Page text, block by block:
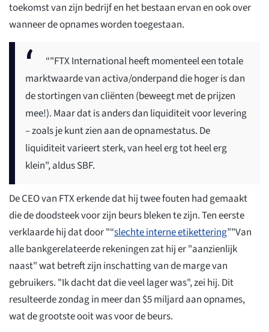
toekomst van zijn bedrijf en het bestaan ervan en ook over
wanneer de opnames worden toegestaan.
“"FTX International heeft momenteel een totale
marktwaarde van activa/onderpand die hoger is dan
de stortingen van cliënten (beweegt met de prijzen
mee!). Maar dat is anders dan liquiditeit voor levering
– zoals je kunt zien aan de opnamestatus. De
liquiditeit varieert sterk, van heel erg tot heel erg
klein", aldus SBF.
De CEO van FTX erkende dat hij twee fouten had gemaakt
die de doodsteek voor zijn beurs bleken te zijn. Ten eerste
verklaarde hij dat door "“slechte interne etikettering”"Van
alle bankgerelateerde rekeningen zat hij er "aanzienlijk
naast" wat betreft zijn inschatting van de marge van
gebruikers. "Ik dacht dat die veel lager was", zei hij. Dit
resulteerde zondag in meer dan $5 miljard aan opnames,
wat de grootste ooit was voor de beurs.